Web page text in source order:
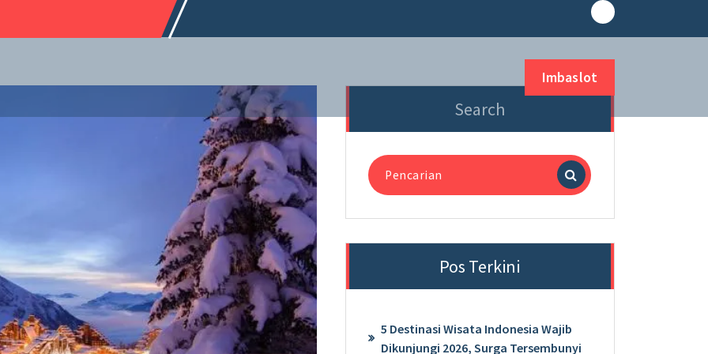
Imbaslot
Search
Pencarian
untuk:
Pos Terkini
5 Destinasi Wisata Indonesia Wajib
Dikunjungi 2026, Surga Tersembunyi